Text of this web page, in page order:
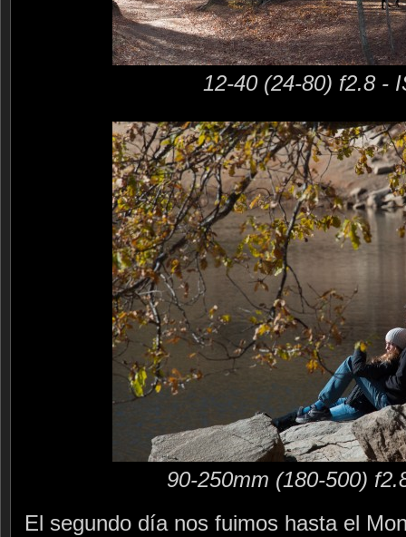
12-40 (24-80) f2.8 -
90-250mm (180-500)
El segundo día nos fuimos hasta el